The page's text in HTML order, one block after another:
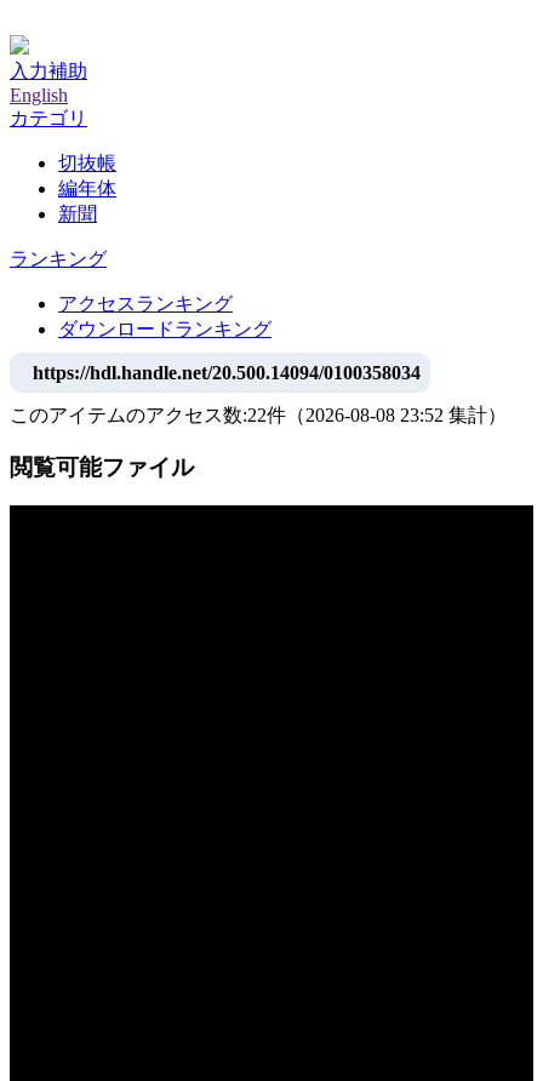
入力補助
English
カテゴリ
切抜帳
編年体
新聞
ランキング
アクセスランキング
ダウンロードランキング
https://hdl.handle.net/20.500.14094/0100358034
このアイテムのアクセス数:22件 （2026-08-08 23:52 集計）
閲覧可能ファイル